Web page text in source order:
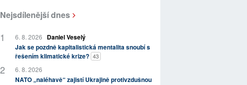
Nejsdílenější dnes
6. 8. 2026
Daniel Veselý
Jak se pozdně kapitalistická mentalita snoubí s
řešením klimatické krize? 43
6. 8. 2026
NATO „naléhavě“ zajistí Ukrajině protivzdušnou